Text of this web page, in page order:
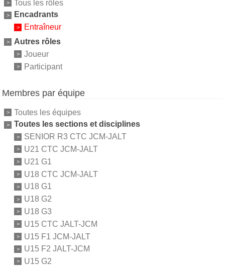
Tous les rôles
Encadrants
Entraîneur
Autres rôles
Joueur
Participant
Membres par équipe
Toutes les équipes
Toutes les sections et disciplines
SENIOR R3 CTC JCM-JALT
U21 CTC JCM-JALT
U21 G1
U18 CTC JCM-JALT
U18 G1
U18 G2
U18 G3
U15 CTC JALT-JCM
U15 F1 JCM-JALT
U15 F2 JALT-JCM
U15 G2